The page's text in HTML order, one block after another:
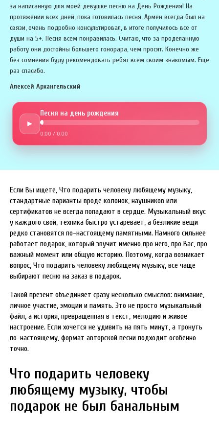
за написанную для моей девушке песню на День Рождения! На
протяжении всех дней, пока готовилась песня, Армен всегда был на
связи, очень подробно консультировал, в итоге получилось все от
души на 5+. Песня всем понравилась. Считаю, что за проделанную
работу они достойны большего гонорара, чем просят. Конечно же
без сомнения буду рекомендовать ребят всем своим знакомым. Еще
раз спасибо.
Алексей Архангельский
►
Песня на день рождения
0:00 / 0:00
Если Вы ищете, Что подарить человеку любящему музыку,
стандартные варианты вроде колонок, наушников или
сертификатов не всегда попадают в сердце. Музыкальный вкус
у каждого свой, техника быстро устаревает, а безликие вещи
редко становятся по-настоящему памятными. Намного сильнее
работает подарок, который звучит именно про него, про Вас, про
важный момент или общую историю. Поэтому, когда возникает
вопрос, Что подарить человеку любящему музыку, все чаще
выбирают песню на заказ в подарок.
Такой презент объединяет сразу несколько смыслов: внимание,
личное участие, эмоции и память. Это не просто музыкальный
файл, а история, превращенная в текст, мелодию и живое
настроение. Если хочется не удивить на пять минут, а тронуть
по-настоящему, формат авторской песни подходит особенно
точно.
Что подарить человеку
любящему музыку, чтобы
подарок не был банальным